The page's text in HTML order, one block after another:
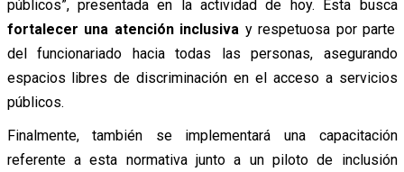
públicos”, presentada en la actividad de hoy. Esta busca
fortalecer una atención inclusiva y respetuosa por parte
del funcionariado hacia todas las personas, asegurando
espacios libres de discriminación en el acceso a servicios
públicos.
Finalmente, también se implementará una capacitación
referente a esta normativa junto a un piloto de inclusión